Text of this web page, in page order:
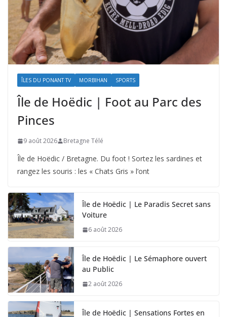
ÎLES DU PONANT TV MORBIHAN SPORTS
Île de Hoëdic | Foot au Parc des
Pinces
9 août 2026 Bretagne Télé
Île de Hoëdic / Bretagne. Du foot ! Sortez les sardines et
rangez les souris : les « Chats Gris » l’ont
Île de Hoëdic | Le Paradis Secret sans
Voiture
6 août 2026
Île de Hoëdic | Le Sémaphore ouvert
au Public
2 août 2026
Île de Hoëdic | Sensations Fortes en